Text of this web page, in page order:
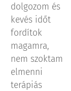
dolgozom és
kevés időt
fordítok
magamra,
nem szoktam
elmenni
terápiás